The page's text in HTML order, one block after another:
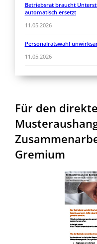
Betriebsrat braucht
automatisch ersetzt
11.05.2026
Personalratswahl
11.05.2026
Für den
Gremium